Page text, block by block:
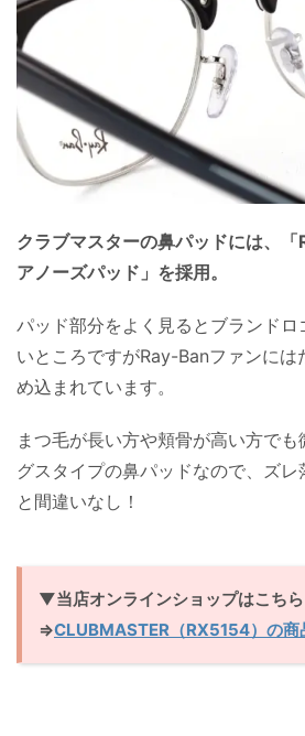
クラブマスターの鼻パッドには、
アノーズパッド」を採用。
パッド部分をよく見るとブランド
いところですがRay-Banファンに
め込まれています。
まつ毛が長い方や頬骨が高い方で
グスタイプの鼻パッドなので、ズレ
と間違いなし！
▼当店オンラインショップはこちら
⇒CLUBMASTER（RX5154）の商